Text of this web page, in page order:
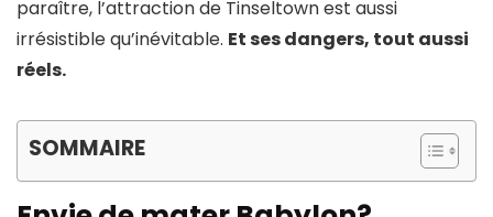
paraître, l’attraction de Tinseltown est aussi
irrésistible qu’inévitable. Et ses dangers, tout aussi
réels.
SOMMAIRE